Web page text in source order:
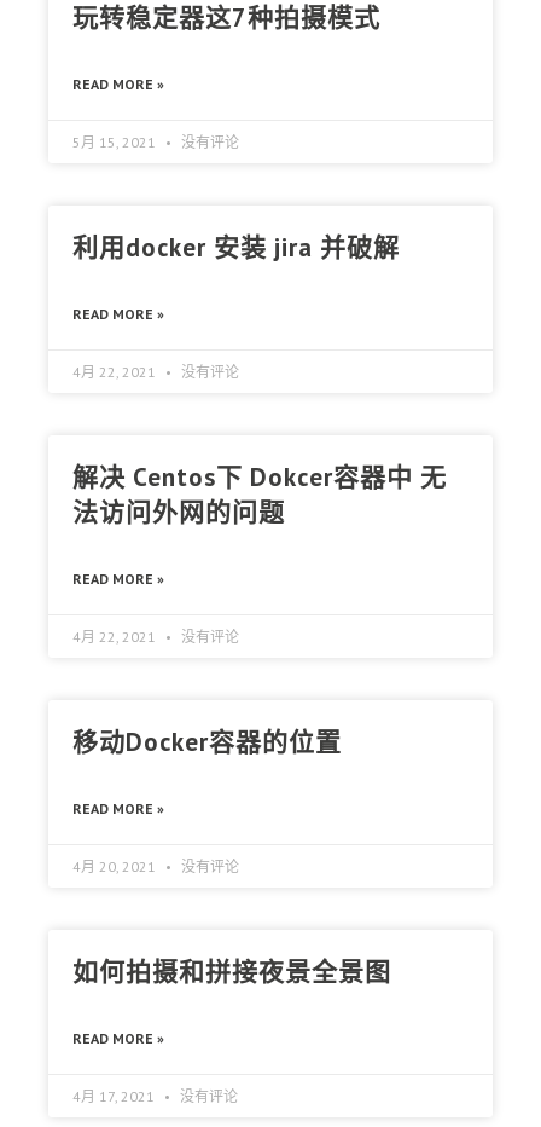
玩转稳定器这7种拍摄模式
READ MORE »
5月 15, 2021 没有评论
利用docker 安装 jira 并破解
READ MORE »
4月 22, 2021 没有评论
解决 Centos下 Dokcer容器中 无
法访问外网的问题
READ MORE »
4月 22, 2021 没有评论
移动Docker容器的位置
READ MORE »
4月 20, 2021 没有评论
如何拍摄和拼接夜景全景图
READ MORE »
4月 17, 2021 没有评论